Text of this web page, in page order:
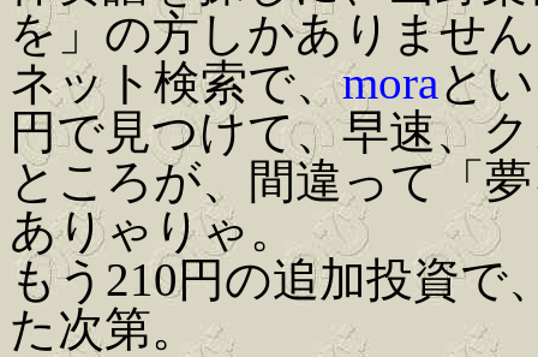
を」の方しかありませ
ネット検索で、moraと
円で見つけて、早速、
ところが、間違って「
ありゃりゃ。
もう210円の追加投資
た次第。